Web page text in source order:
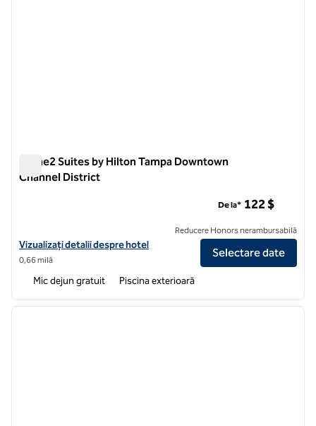
Home2 Suites by Hilton Tampa Downtown
Channel District
Vizualizați detaliile hotelului pentru Home2 Suites by Hilton Tampa
Vizualizați detalii despre hotel
0,66 milă
De la* 122 $
Reducere Honors nerambursabilă
Selectare date
Mic dejun gratuit Piscina exterioară
1 din 12